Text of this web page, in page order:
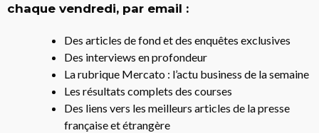
chaque vendredi, par email :
Des articles de fond et des enquêtes exclusives
Des interviews en profondeur
La rubrique Mercato : l’actu business de la semaine
Les résultats complets des courses
Des liens vers les meilleurs articles de la presse
française et étrangère